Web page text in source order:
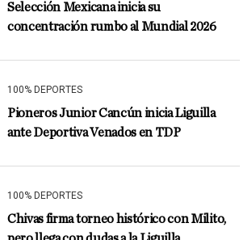
Selección Mexicana inicia su
concentración rumbo al Mundial 2026
100% DEPORTES
Pioneros Junior Cancún inicia Liguilla
ante Deportiva Venados en TDP
100% DEPORTES
Chivas firma torneo histórico con Milito,